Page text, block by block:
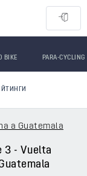
BIKE PARA-CYCLING
a Guatemala
3 - Vuelta